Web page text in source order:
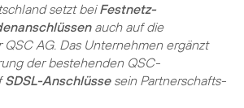
setzt beiFestnetz-
auch auf die
AG. Das Unternehmen ergänzt
der bestehenden QSC-
SDSL-Anschlüssesein Partnerschafts-